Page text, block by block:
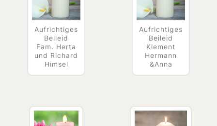
Aufrichtiges
Beileid
Fam. Herta
und Richard
Himsel
Aufrichtiges
Beileid
Klement
Hermann
&Anna